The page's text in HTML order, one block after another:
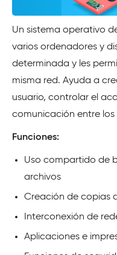
Un sistema operativo
varios ordenadores y
determinada y les
misma red. Ayuda a
usuario, controlar el
comunicación entre los
Funciones:
Uso compartido de
archivos
Creación de copias
Interconexión de
Aplicaciones e